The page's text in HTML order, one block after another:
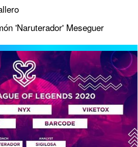
'Naruterador' Meseguer